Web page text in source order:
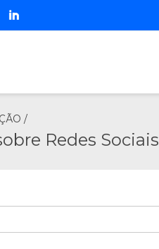
/
Redes Sociais